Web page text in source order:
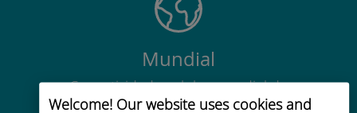
Welcome! Our website uses cookies and
Mundial
Conectividade celular mundial de
alta qualidade em mais de 200